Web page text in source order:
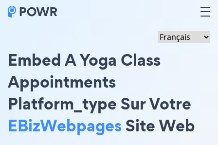
Embed A Yoga Class
Appointments
Platform_type Sur Votre
EBizWebpagesSite Web